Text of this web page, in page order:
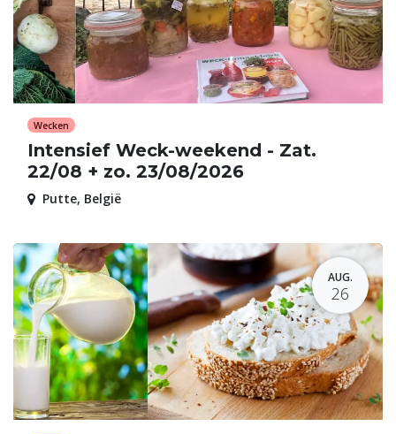
Wecken
Intensief Weck-weekend - Zat.
22/08 + zo. 23/08/2026
Putte, België
AUG.
26